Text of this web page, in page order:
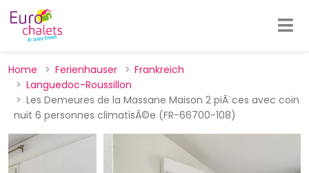
Home Ferienhauser
Frankreich
Languedoc-Roussillon
Les Demeures de la Massane Maison 2 piÃ¨ces avec coin
nuit 6 personnes climatisÃ©e (FR-66700-108)